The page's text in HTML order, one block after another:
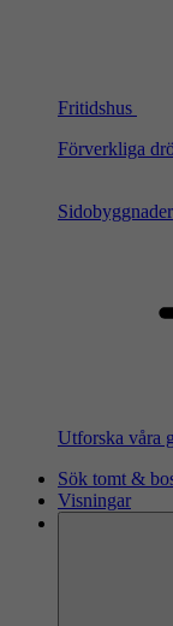
Fritidshus
Förverkliga
Sidobyggnader
Utforska våra
Sök tomt &
Visningar